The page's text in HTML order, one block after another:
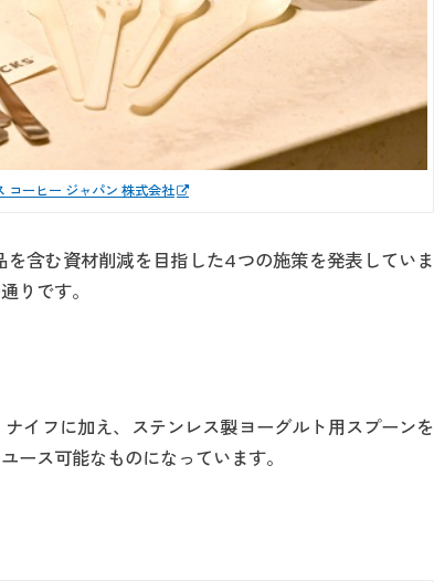
コーヒー ジャパン 株式会社
含む資材削減を目指した4つの施策を発表していま
りです。
イフに加え、ステンレス製ヨーグルト用スプーンを
ース可能なものになっています。